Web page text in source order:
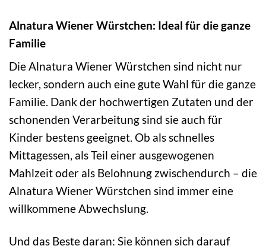
Alnatura Wiener Würstchen: Ideal für die ganze
Familie
Die Alnatura Wiener Würstchen sind nicht nur
lecker, sondern auch eine gute Wahl für die ganze
Familie. Dank der hochwertigen Zutaten und der
schonenden Verarbeitung sind sie auch für
Kinder bestens geeignet. Ob als schnelles
Mittagessen, als Teil einer ausgewogenen
Mahlzeit oder als Belohnung zwischendurch – die
Alnatura Wiener Würstchen sind immer eine
willkommene Abwechslung.
Und das Beste daran: Sie können sich darauf